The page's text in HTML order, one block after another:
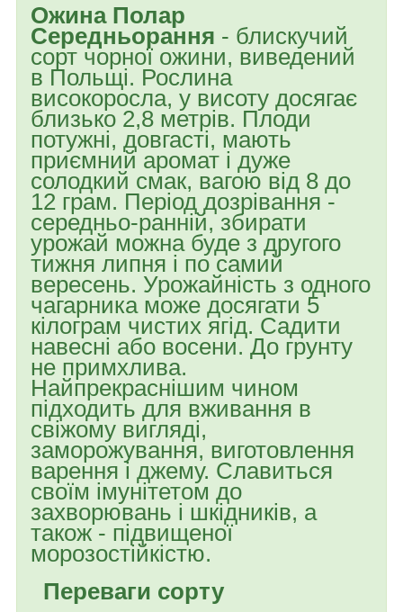
Ожина Полар
Середньорання - блискучий
сорт чорної ожини, виведений
в Польщі. Рослина
високоросла, у висоту досягає
близько 2,8 метрів. Плоди
потужні, довгасті, мають
приємний аромат і дуже
солодкий смак, вагою від 8 до
12 грам. Період дозрівання -
середньо-ранній, збирати
урожай можна буде з другого
тижня липня і по самий
вересень. Урожайність з одного
чагарника може досягати 5
кілограм чистих ягід. Садити
навесні або восени. До грунту
не примхлива.
Найпрекраснішим чином
підходить для вживання в
свіжому вигляді,
заморожування, виготовлення
варення і джему. Славиться
своїм імунітетом до
захворювань і шкідників, а
також - підвищеної
морозостійкістю.
Переваги сорту